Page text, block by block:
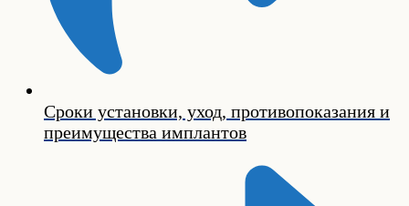
Сроки установки, уход, противопоказания и
преимущества имплантов